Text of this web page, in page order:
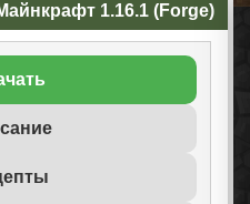
1.16.1 (Forge)